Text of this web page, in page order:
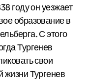
году он уезжает
образование в
С этого
Тургенев
свои
жизни Тургенев